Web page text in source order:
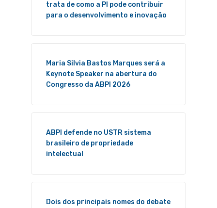
trata de como a PI pode contribuir
para o desenvolvimento e inovação
Maria Silvia Bastos Marques será a
Keynote Speaker na abertura do
Congresso da ABPI 2026
ABPI defende no USTR sistema
brasileiro de propriedade
intelectual
Dois dos principais nomes do debate